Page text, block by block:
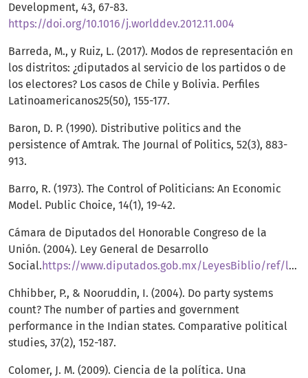
Development, 43, 67-83.
https://doi.org/10.1016/j.worlddev.2012.11.004
Barreda, M., y Ruiz, L. (2017). Modos de representación en
los distritos: ¿diputados al servicio de los partidos o de
los electores? Los casos de Chile y Bolivia. Perfiles
Latinoamericanos25(50), 155-177.
Baron, D. P. (1990). Distributive politics and the
persistence of Amtrak. The Journal of Politics, 52(3), 883-
913.
Barro, R. (1973). The Control of Politicians: An Economic
Model. Public Choice, 14(1), 19-42.
Cámara de Diputados del Honorable Congreso de la
Unión. (2004). Ley General de Desarrollo
Social. https://www.diputados.gob.mx/LeyesBiblio/ref/lgds/LGDS_orig_20ene04.pdf
Chhibber, P., & Nooruddin, I. (2004). Do party systems
count? The number of parties and government
performance in the Indian states. Comparative political
studies, 37(2), 152-187.
Colomer, J. M. (2009). Ciencia de la política. Una